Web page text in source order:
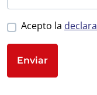
Acepto la
Enviar